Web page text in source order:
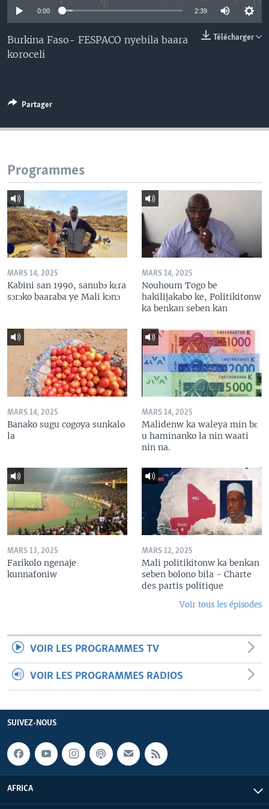
0:00 2:39
Télécharger
Burkina Faso- FESPACO nyebila baara
koroceli
Partager
Programmes
MARS 14, 2025
Kabini san 1990, sanubɔ kɛra
sɔrɔko baaraba ye Mali kɔnɔ
MARS 14, 2025
Nouhoum Togo be
hakilijakabo ke, Politikitonw
ka benkan seben kan
MARS 14, 2025
Banako sugu cogoya sunkalo
la
MARS 14, 2025
Malidenw ka waleya min bɛ
u haminanko la nin waati
nin na.
MARS 13, 2025
Farikolo ngenaje
kunnafoniw
MARS 12, 2025
Mali politikitonw ka benkan
seben bolono bila - Charte
des partis politique
Voir tous les épisodes
VOIR LES PROGRAMMES TV
VOIR LES PROGRAMMES RADIOS
SUIVEZ-NOUS
AFRICA